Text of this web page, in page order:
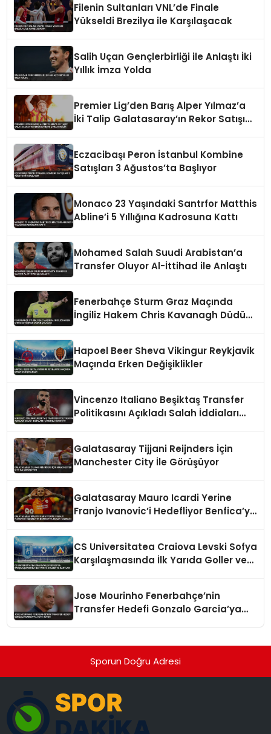
Filenin Sultanları VNL’de Finale
Yükseldi Brezilya ile Karşılaşacak
Salih Uçan Gençlerbirliği ile Anlaştı İki
Yıllık İmza Yolda
Premier Lig’den Barış Alper Yılmaz’a
İki Talip Galatasaray’ın Rekor Satışını
Eczacibaşı Peron İstanbul Kombine
Satışları 3 Ağustos’ta Başlıyor
Monaco 23 Yaşındaki Santrfor Matthis
Abline’i 5 Yıllığına Kadrosuna Kattı
Mohamed Salah Suudi Arabistan’a
Transfer Oluyor Al-İttihad ile Anlaştı
Fenerbahçe Sturm Graz Maçında
İngiliz Hakem Chris Kavanagh Düdük
Hapoel Beer Sheva Vikingur Reykjavik
Maçında Erken Değişiklikler
Vincenzo Italiano Beşiktaş Transfer
Politikasını Açıkladı Salah İddiaları
Galatasaray Tijjani Reijnders İçin
Manchester City İle Görüşüyor
Galatasaray Mauro Icardi Yerine
Franjo Ivanovic’i Hedefliyor Benfica’ya
CS Universitatea Craiova Levski Sofya
Karşılaşmasında İlk Yarıda Goller ve
Jose Mourinho Fenerbahçe’nin
Transfer Hedefi Gonzalo Garcia’ya
Sporun Doğru Adresi